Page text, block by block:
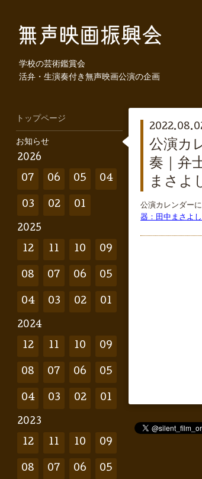
学校の芸術鑑賞会
活弁・生演奏付き無声映画公演の企画
公演カ
奏｜弁
まさよ
公演カレンダーに
器：田中まさよし
トップページ
お知らせ
2026
07 06 05 04
03 02 01
2025
12 11 10 09
08 07 06 05
04 03 02 01
2024
12 11 10 09
08 07 06 05
04 03 02 01
2023
12 11 10 09
08 07 06 05